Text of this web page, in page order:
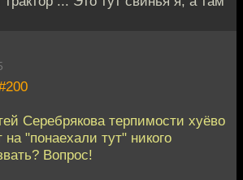
Серебрякова терпимости хуёво
на "понаехали тут" никого
Вопрос!